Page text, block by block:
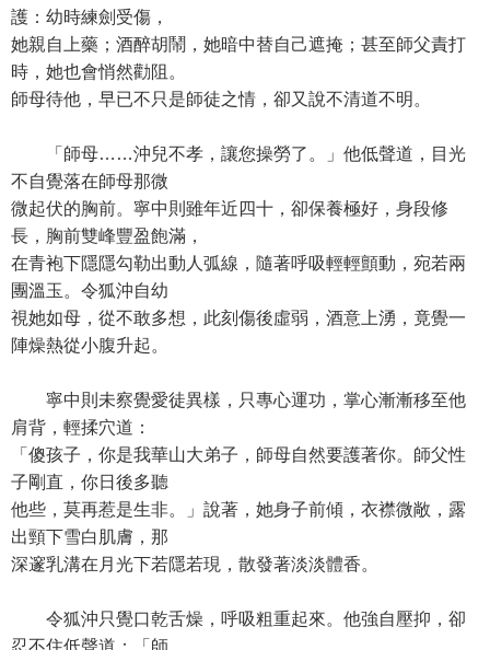
護：幼時練劍受傷，
她親自上藥；酒醉胡鬧，她暗中替自己遮掩；甚至師父責打
時，她也會悄然勸阻。
師母待他，早已不只是師徒之情，卻又說不清道不明。
「師母……沖兒不孝，讓您操勞了。」他低聲道，目光
不自覺落在師母那微
微起伏的胸前。寧中則雖年近四十，卻保養極好，身段修
長，胸前雙峰豐盈飽滿，
在青袍下隱隱勾勒出動人弧線，隨著呼吸輕輕顫動，宛若兩
團溫玉。令狐沖自幼
視她如母，從不敢多想，此刻傷後虛弱，酒意上湧，竟覺一
陣燥熱從小腹升起。
寧中則未察覺愛徒異樣，只專心運功，掌心漸漸移至他
肩背，輕揉穴道：
「傻孩子，你是我華山大弟子，師母自然要護著你。師父性
子剛直，你日後多聽
他些，莫再惹是生非。」說著，她身子前傾，衣襟微敞，露
出頸下雪白肌膚，那
深邃乳溝在月光下若隱若現，散發著淡淡體香。
令狐沖只覺口乾舌燥，呼吸粗重起來。他強自壓抑，卻
忍不住低聲道：「師